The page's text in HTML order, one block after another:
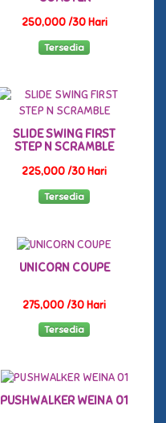
250,000 /30 Hari
Tersedia
SLIDE SWING FIRST
STEP N SCRAMBLE
225,000 /30 Hari
Tersedia
UNICORN COUPE
275,000 /30 Hari
Tersedia
PUSHWALKER WEINA 01